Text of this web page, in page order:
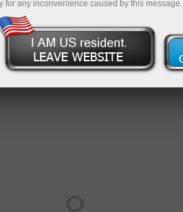
for any inconvenience caused by this message.